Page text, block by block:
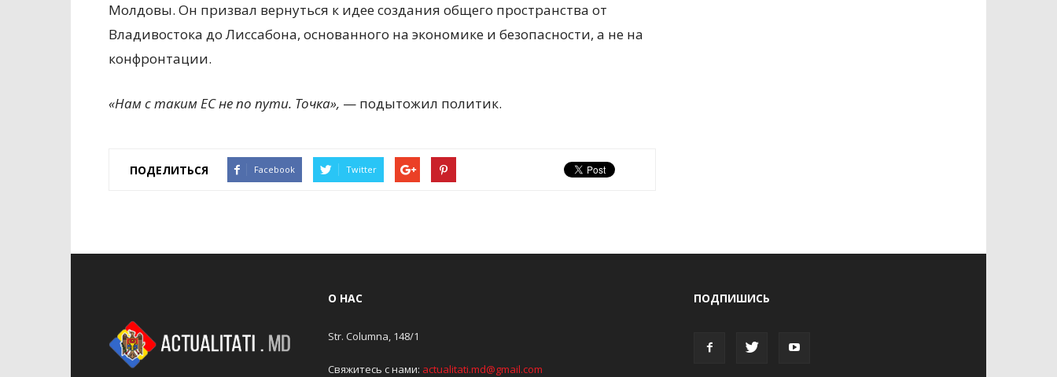
Молдовы. Он призвал вернуться к идее создания общего пространства от
Владивостока до Лиссабона, основанного на экономике и безопасности, а не на
конфронтации.
«Нам с таким ЕС не по пути. Точка», — подытожил политик.
ПОДЕЛИТЬСЯ Facebook Twitter
О НАС
Str. Columna, 148/1
Свяжитесь с нами: actualitati.md@gmail.com
ПОДПИШИСЬ